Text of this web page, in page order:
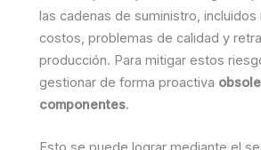
las cadenas de suministro, incluidos
costos, problemas de calidad y
producción. Para mitigar estos
gestionar de forma proactiva
componentes.